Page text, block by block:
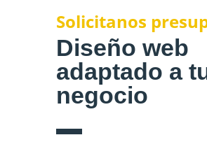
Solicitanos
Diseño web
adaptado a
negocio